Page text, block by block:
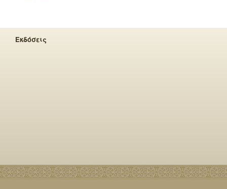
Εκδόσεις